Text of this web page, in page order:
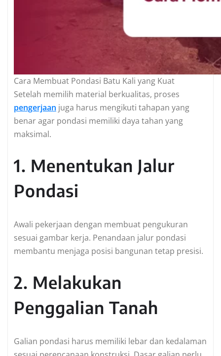
Cara Membuat Pondasi Batu Kali yang Kuat
Setelah memilih material berkualitas, proses
pengerjaan juga harus mengikuti tahapan yang
benar agar pondasi memiliki daya tahan yang
maksimal.
1. Menentukan Jalur
Pondasi
Awali pekerjaan dengan membuat pengukuran
sesuai gambar kerja. Penandaan jalur pondasi
membantu menjaga posisi bangunan tetap presisi.
2. Melakukan
Penggalian Tanah
Galian pondasi harus memiliki lebar dan kedalaman